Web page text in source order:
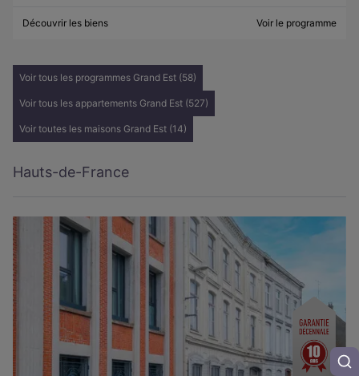
Découvrir les biens Voir le programme
Voir tous les programmes Grand Est (58)
Voir tous les appartements Grand Est (527)
Voir toutes les maisons Grand Est (14)
Hauts-de-France